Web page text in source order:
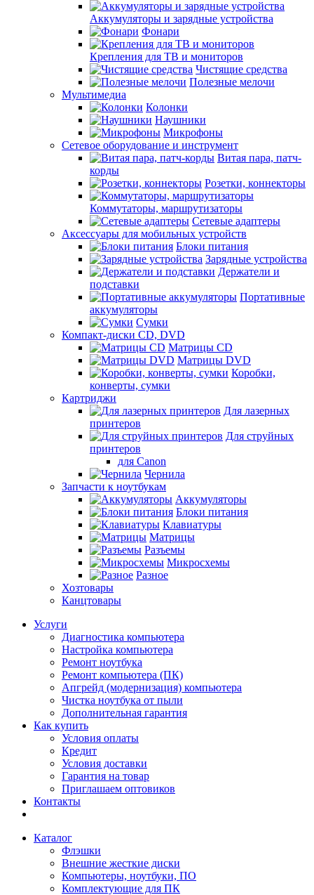
Аккумуляторы и зарядные устройства
Фонари
Крепления для ТВ и мониторов
Чистящие средства
Полезные мелочи
Мультимедиа
Колонки
Наушники
Микрофоны
Сетевое оборудование и инструмент
Витая пара, патч-
корды
Розетки, коннекторы
Коммутаторы, маршрутизаторы
Сетевые адаптеры
Аксессуары для мобильных устройств
Блоки питания
Зарядные устройства
Держатели и
подставки
Портативные
аккумуляторы
Сумки
Компакт-диски CD, DVD
Матрицы CD
Матрицы DVD
Коробки,
конверты, сумки
Картриджи
Для лазерных
принтеров
Для струйных
принтеров
для Canon
Чернила
Запчасти к ноутбукам
Аккумуляторы
Блоки питания
Клавиатуры
Матрицы
Разъемы
Микросхемы
Разное
Хозтовары
Канцтовары
Услуги
Диагностика компьютера
Настройка компьютера
Ремонт ноутбука
Ремонт компьютера (ПК)
Апгрейд (модернизация) компьютера
Чистка ноутбука от пыли
Дополнительная гарантия
Как купить
Условия оплаты
Кредит
Условия доставки
Гарантия на товар
Приглашаем оптовиков
Контакты
Каталог
Флэшки
Внешние жесткие диски
Компьютеры, ноутбуки, ПО
Комплектующие для ПК